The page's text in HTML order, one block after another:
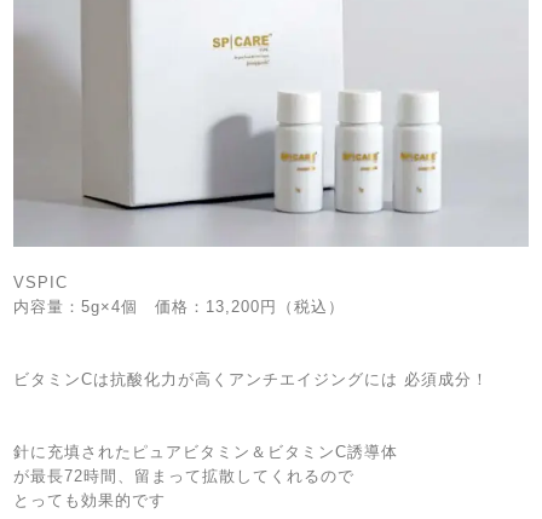
VSPIC
内容量：5g×4個 価格：13,200円（税込）
ビタミンCは抗酸化力が高くアンチエイジングには 必須成分！
針に充填されたピュアビタミン＆ビタミンC誘導体
が最長72時間、留まって拡散してくれるので
とっても効果的です